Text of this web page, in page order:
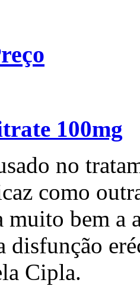
100mg
no
como
muito bem a
disfunção
Cipla.